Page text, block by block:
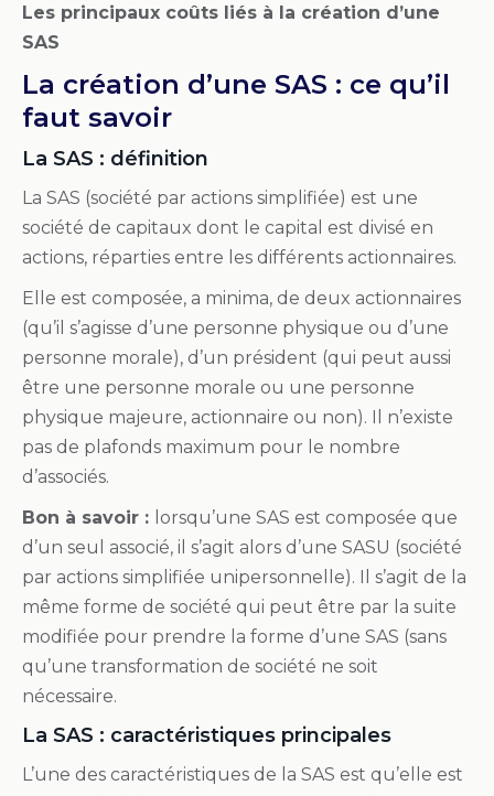
Les principaux coûts liés à la création d’une
SAS
La création d’une SAS : ce qu’il
faut savoir
La SAS : définition
La SAS (société par actions simplifiée) est une
société de capitaux dont le capital est divisé en
actions, réparties entre les différents actionnaires.
Elle est composée, a minima, de deux actionnaires
(qu’il s’agisse d’une personne physique ou d’une
personne morale), d’un président (qui peut aussi
être une personne morale ou une personne
physique majeure, actionnaire ou non). Il n’existe
pas de plafonds maximum pour le nombre
d’associés.
Bon à savoir : lorsqu’une SAS est composée que
d’un seul associé, il s’agit alors d’une SASU (société
par actions simplifiée unipersonnelle). Il s’agit de la
même forme de société qui peut être par la suite
modifiée pour prendre la forme d’une SAS (sans
qu’une transformation de société ne soit
nécessaire.
La SAS : caractéristiques principales
L’une des caractéristiques de la SAS est qu’elle est